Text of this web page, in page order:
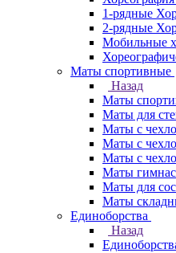
1-рядные
2-рядные
Мобильные
Маты спортивные
Назад
Маты
Маты для
Маты с
Маты с
Маты с
Маты
Маты для
Маты
Единоборства
Назад